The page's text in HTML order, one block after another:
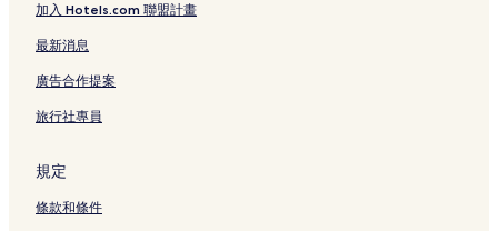
加入 Hotels.com 聯盟計畫
最新消息
廣告合作提案
旅行社專員
規定
條款和條件